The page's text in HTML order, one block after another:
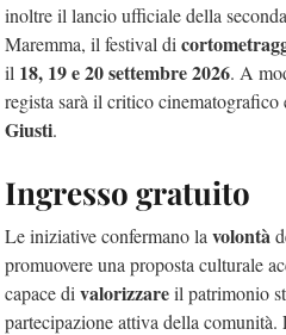
inoltre il lancio ufficiale della
Maremma, il festival di
il 18, 19 e 20 settembre 2026. A
regista sarà il critico cinematografico
Giusti.
Ingresso gratuito
Le iniziative confermano la volontà
promuovere una proposta culturale
capace di valorizzareil patrimonio
partecipazione attiva della comunità.